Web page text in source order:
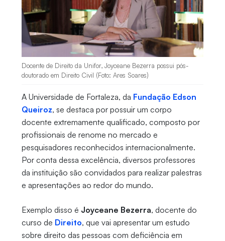
Docente de Direito da Unifor, Joyceane Bezerra possui pós-
doutorado em Direito Civil (Foto: Ares Soares)
A Universidade de Fortaleza, da Fundação Edson
Queiroz, se destaca por possuir um corpo
docente extremamente qualificado, composto por
profissionais de renome no mercado e
pesquisadores reconhecidos internacionalmente.
Por conta dessa excelência, diversos professores
da instituição são convidados para realizar palestras
e apresentações ao redor do mundo.
Exemplo disso é Joyceane Bezerra, docente do
curso de Direito, que vai apresentar um estudo
sobre direito das pessoas com deficiência em